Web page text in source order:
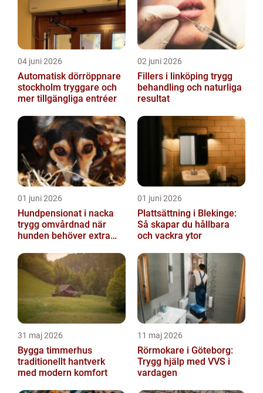
04 juni 2026
Automatisk dörröppnare
stockholm tryggare och
mer tillgängliga entréer
02 juni 2026
Fillers i linköping trygg
behandling och naturliga
resultat
01 juni 2026
Hundpensionat i nacka
trygg omvårdnad när
hunden behöver extra
01 juni 2026
Plattsättning i Blekinge:
Så skapar du hållbara
och vackra ytor
31 maj 2026
Bygga timmerhus
traditionellt hantverk
med modern komfort
11 maj 2026
Rörmokare i Göteborg:
Trygg hjälp med VVS i
vardagen